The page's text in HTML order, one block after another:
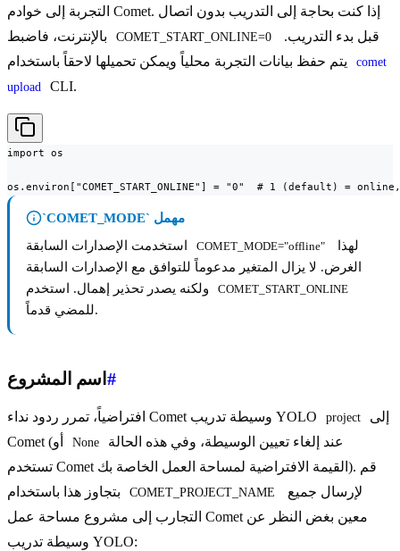
التجربة إلى خوادم Comet. إذا كنت بحاجة إلى التدريب بدون اتصال
COMET_START_ONLINE=0
comet
upload
CLI.
import os
os.environ["COMET_START_ONLINE"] = "0"  # 1 (default) =
`COMET_MODE` مهمل
COMET_MODE="offline"
الغرض. لا يزال المتغير مدعوماً للتوافق مع الإصدارات السابقة
COMET_START_ONLINE
للمضي قدماً.
اسم المشروع #
افتراضياً، تمرر ردود نداء Comet وسيطة تدريب YOLO project
None
تستخدم Comet القيمة الافتراضية لمساحة العمل الخاصة بك). قم
COMET_PROJECT_NAME
التجارب إلى مشروع مساحة عمل Comet معين بغض النظر عن
وسيطة تدريب YOLO: